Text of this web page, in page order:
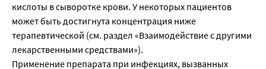
кислоты в сыворотке крови. У некоторых пациентов
может быть достигнута концентрация ниже
терапевтической (см. раздел «Взаимодействие с другими
лекарственными средствами»).
Применение препарата при инфекциях, вызванных